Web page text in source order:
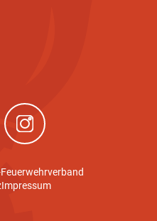
Fenster)(neues Fenster)
Impressum